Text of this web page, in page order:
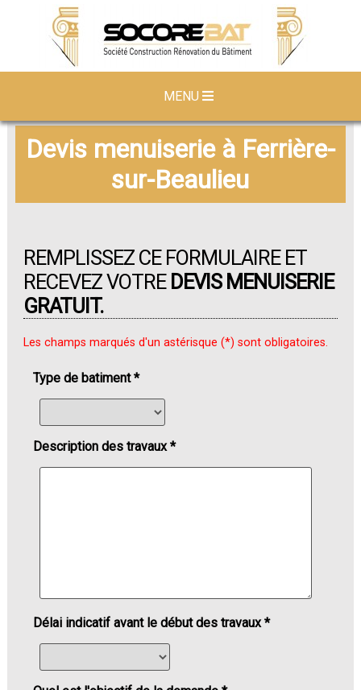
MENU
Devis menuiserie à Ferrière-
sur-Beaulieu
REMPLISSEZ CE FORMULAIRE ET
RECEVEZ VOTRE DEVIS MENUISERIE
GRATUIT.
Les champs marqués d'un astérisque (*) sont obligatoires.
Type de batiment *
Description des travaux *
Délai indicatif avant le début des travaux *